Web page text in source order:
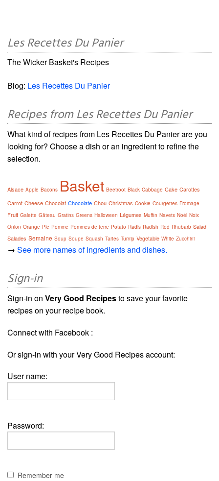
Les Recettes Du Panier
The Wicker Basket's Recipes
Blog: Les Recettes Du Panier
Recipes from Les Recettes Du Panier
What kind of recipes from Les Recettes Du Panier are you
looking for? Choose a dish or an ingredient to refine the
selection.
Alsace Apple Bacons Basket Beetroot Black Cabbage Cake Carottes
Carrot Cheese Chocolat Chocolate Chou Christmas Cookie Courgettes Fromage
Fruit Galette Gâteau Gratins Greens Halloween Légumes Muffin Navets Noël Noix
Onion Orange Pie Pomme Pommes de terre Potato Radis Radish Red Rhubarb Salad
Salades Semaine Soup Soupe Squash Tartes Turnip Vegetable White Zucchini
→ See more names of ingredients and dishes.
Sign-in
Sign-in on Very Good Recipesto save your favorite
recipes on your recipe book.
Connect with Facebook :
Or sign-in with your Very Good Recipes account:
User name:
Password:
Remember me